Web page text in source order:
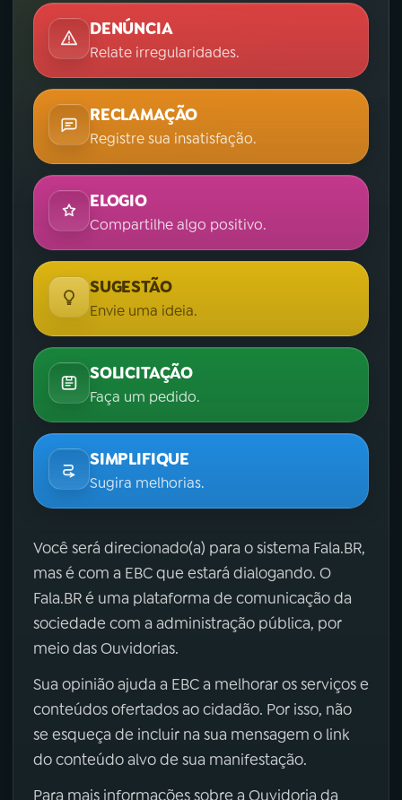
DENÚNCIA
Relate irregularidades.
RECLAMAÇÃO
Registre sua insatisfação.
ELOGIO
Compartilhe algo positivo.
SUGESTÃO
Envie uma ideia.
SOLICITAÇÃO
Faça um pedido.
SIMPLIFIQUE
Sugira melhorias.
Você será direcionado(a) para o sistema Fala.BR,
mas é com a EBC que estará dialogando. O
Fala.BR é uma plataforma de comunicação da
sociedade com a administração pública, por
meio das Ouvidorias.
Sua opinião ajuda a EBC a melhorar os serviços e
conteúdos ofertados ao cidadão. Por isso, não
se esqueça de incluir na sua mensagem o link
do conteúdo alvo de sua manifestação.
Para mais informações sobre a Ouvidoria da